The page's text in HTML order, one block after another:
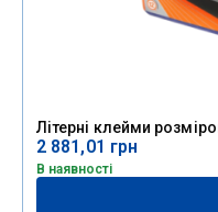
Літерні клейми
2 881,01 грн
В наявності